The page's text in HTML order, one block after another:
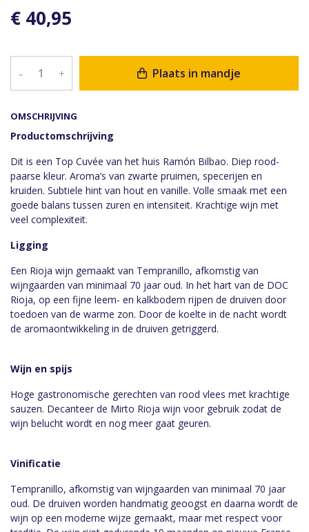
OMSCHRIJVING
Productomschrijving
Dit is een Top Cuvée van het huis Ramón Bilbao. Diep rood-
paarse kleur. Aroma’s van zwarte pruimen, specerijen en
kruiden. Subtiele hint van hout en vanille. Volle smaak met een
goede balans tussen zuren en intensiteit. Krachtige wijn met
veel complexiteit.
Ligging
Een Rioja wijn gemaakt van Tempranillo, afkomstig van
wijngaarden van minimaal 70 jaar oud. In het hart van de DOC
Rioja, op een fijne leem- en kalkbodem rijpen de druiven door
toedoen van de warme zon. Door de koelte in de nacht wordt
de aromaontwikkeling in de druiven getriggerd.
Wijn en spijs
Hoge gastronomische gerechten van rood vlees met krachtige
sauzen. Decanteer de Mirto Rioja wijn voor gebruik zodat de
wijn belucht wordt en nog meer gaat geuren.
Vinificatie
Tempranillo, afkomstig van wijngaarden van minimaal 70 jaar
oud. De druiven worden handmatig geoogst en daarna wordt de
wijn op een moderne wijze gemaakt, maar met respect voor
€ 40,95
– + Plaats in mandje